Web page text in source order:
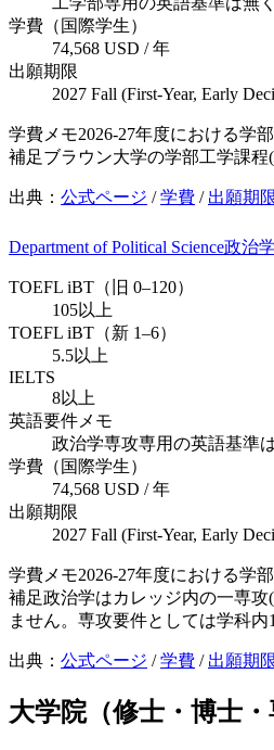
学費（国際学生）
74,568 USD / 年
出願期限
2027 Fall (First-Year, Early
学費メモ2026-27年度における学
補足ブラウン大学の学部工学課
出典： 公式ページ /学費 / 出願期
Department of Political Science政治
TOEFL iBT（旧 0–120）
105以上
TOEFL iBT（新 1–6）
5.5以上
IELTS
8以上
英語要件メモ
政治学専攻専用の英語基準
学費（国際学生）
74,568 USD / 年
出願期限
2027 Fall (First-Year, Early
学費メモ2026-27年度における学
補足政治学はカレッジ内の一専
ません。専攻要件としては学科
出典： 公式ページ /学費 / 出願期
大学院（修士・博士・